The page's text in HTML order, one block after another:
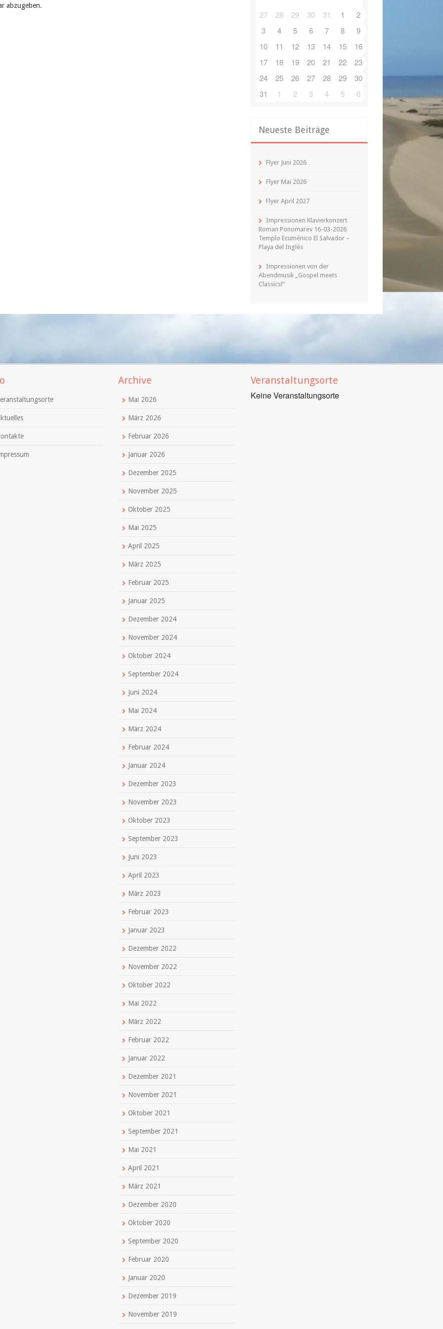
abzugeben.
27 28 29 30 31 1
2
3
4 5 6 7 8
9
10
11 12 13 14 15
16
17
18 19 20 21 22
23
24
25 26 27 28 29
30
31
1 2 3 4 5 6
Neueste Beiträge
Flyer Juni 2026
Flyer Mai 2026
Flyer April 2027
Impressionen Klavierkonzert
Roman Ponomarev 16-03-2026
Templo Ecuménico El Salvador –
Playa del Inglés
Impressionen von der
Abendmusik „Gospel meets
Classics!“
Archive
Mai 2026
März 2026
Februar 2026
Januar 2026
Dezember 2025
November 2025
Oktober 2025
Mai 2025
April 2025
März 2025
Februar 2025
Januar 2025
Dezember 2024
November 2024
Oktober 2024
September 2024
Juni 2024
Mai 2024
März 2024
Februar 2024
Januar 2024
Dezember 2023
November 2023
Oktober 2023
September 2023
Juni 2023
April 2023
März 2023
Februar 2023
Januar 2023
Dezember 2022
November 2022
Oktober 2022
Mai 2022
März 2022
Februar 2022
Januar 2022
Dezember 2021
November 2021
Oktober 2021
September 2021
Mai 2021
April 2021
März 2021
Dezember 2020
Oktober 2020
September 2020
Februar 2020
Januar 2020
Dezember 2019
November 2019
Veranstaltungsorte
Keine Veranstaltungsorte